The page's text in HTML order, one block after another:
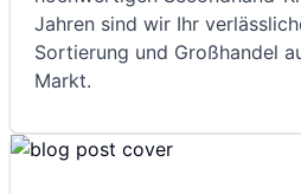
Jahren sind wir Ihr
Sortierung und Großhandel
Markt.